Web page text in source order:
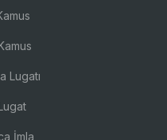
Lugatı
İmla